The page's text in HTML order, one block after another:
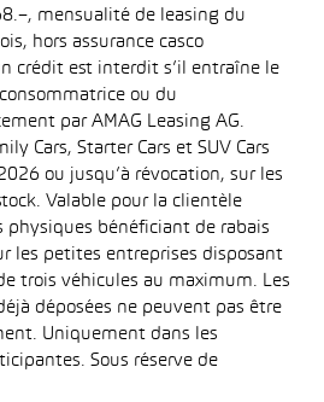
mensualité de leasing du
hors assurance casco
crédit est interdit s’il entraîne le
ou du
par AMAG Leasing AG.
Cars, Starter Cars et SUV Cars
ou jusqu’à révocation, sur les
Valable pour la clientèle
physiques bénéficiant de rabais
les petites entreprises disposant
trois véhicules au maximum. Les
déposées ne peuvent pas être
Uniquement dans les
Sous réserve de